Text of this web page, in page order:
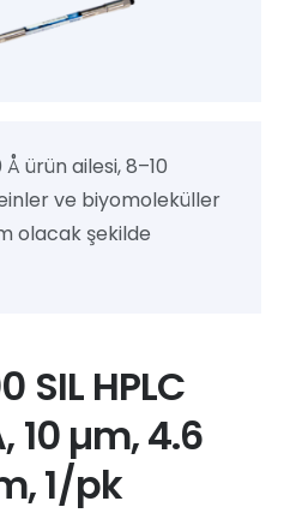
ürün ailesi, 8–10
ve biyomoleküller
olacak şekilde
SIL HPLC
10 µm, 4.6
1/pk